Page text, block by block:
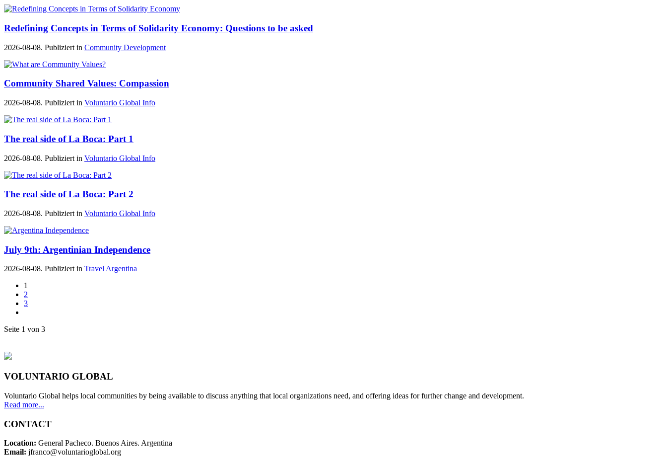
Redefining Concepts in Terms of Solidarity Economy: Questions to be asked
2026-08-08. Publiziert in Community Development
Community Shared Values: Compassion
2026-08-08. Publiziert in Voluntario Global Info
The real side of La Boca: Part 1
2026-08-08. Publiziert in Voluntario Global Info
The real side of La Boca: Part 2
2026-08-08. Publiziert in Voluntario Global Info
July 9th: Argentinian Independence
2026-08-08. Publiziert in Travel Argentina
1
2
3
Seite 1 von 3
VOLUNTARIO GLOBAL
Voluntario Global helps local communities by being available to discuss anything that local organizations need, and offering ideas for further change and development.
Read more...
CONTACT
Location: General Pacheco. Buenos Aires. Argentina
Email: jfranco@voluntarioglobal.org